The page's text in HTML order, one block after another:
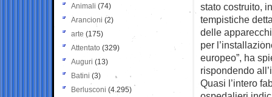
stato costruito,
tempistiche
delle
per
europeo”, ha
rispondendo
Quasi l’intero
Animali (74)
Arancioni (2)
arte (175)
Attentato (329)
Auguri (13)
Batini (3)
Berlusconi (4.295)